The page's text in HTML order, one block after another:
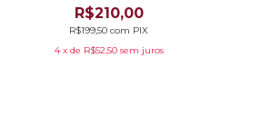
R$210,00
R$199,50 com PIX
4 x de R$52,50 sem juros